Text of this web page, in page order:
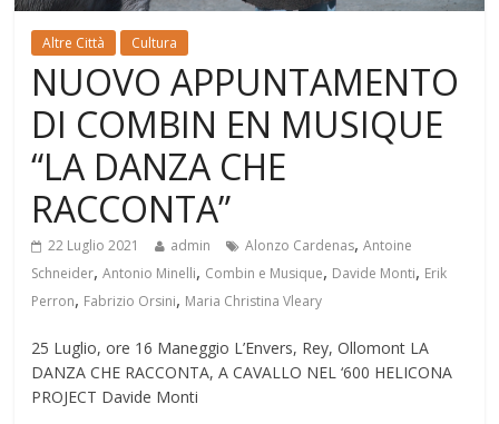
Altre Città Cultura
NUOVO APPUNTAMENTO
DI COMBIN EN MUSIQUE
“LA DANZA CHE
RACCONTA”
22 Luglio 2021 admin Alonzo Cardenas,Antoine
Schneider,Antonio Minelli, Combin e Musique, Davide Monti, Erik
Perron, Fabrizio Orsini, Maria Christina Vleary
25 Luglio, ore 16 Maneggio L’Envers, Rey, Ollomont LA
DANZA CHE RACCONTA, A CAVALLO NEL ‘600 HELICONA
PROJECT Davide Monti